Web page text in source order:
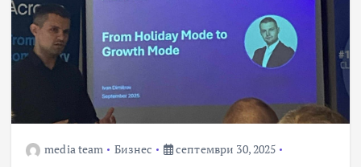
media team Бизнес септември 30, 2025